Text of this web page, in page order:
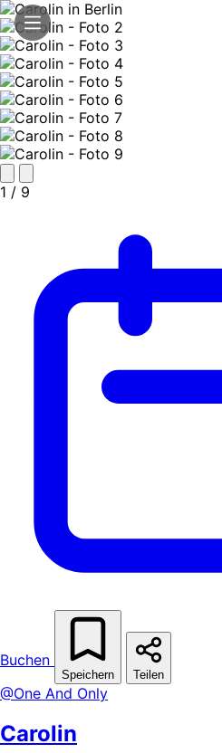
1 / 9
Buchen
Speichern Teilen
@One And Only
Carolin